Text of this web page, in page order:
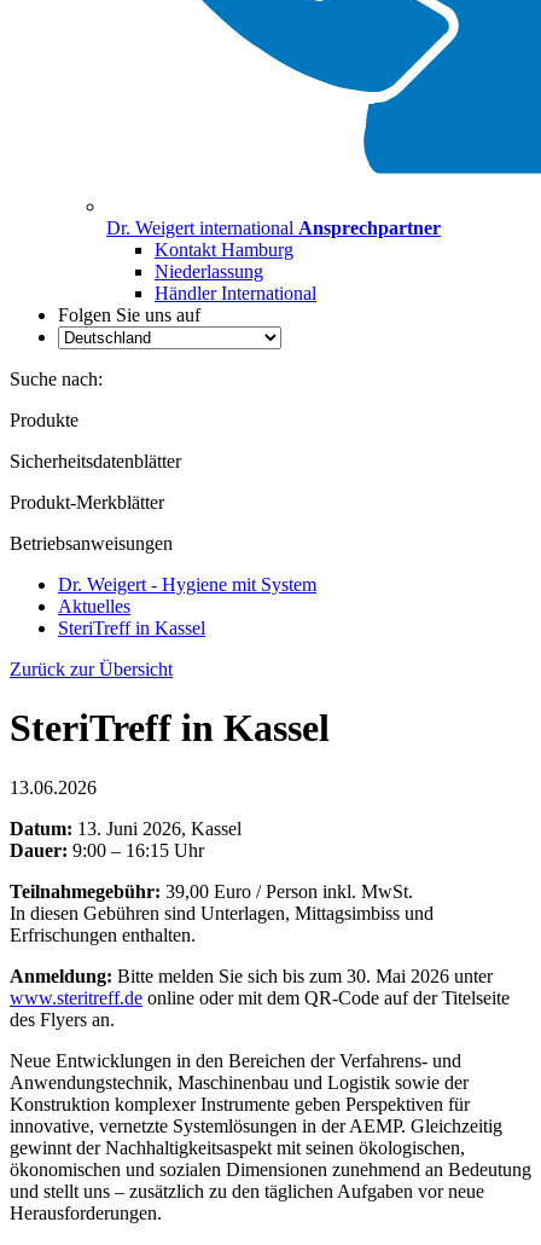
Dr. Weigert international Ansprechpartner
Kontakt Hamburg
Niederlassung
Händler International
Folgen Sie uns auf
Suche nach:
Produkte
Sicherheitsdatenblätter
Produkt-Merkblätter
Betriebsanweisungen
Dr. Weigert - Hygiene mit System
Aktuelles
SteriTreff in Kassel
Zurück zur Übersicht
SteriTreff in Kassel
13.06.2026
Datum: 13. Juni 2026, Kassel
Dauer: 9:00 – 16:15 Uhr
Teilnahmegebühr: 39,00 Euro / Person inkl. MwSt.
In diesen Gebühren sind Unterlagen, Mittagsimbiss und
Erfrischungen enthalten.
Anmeldung: Bitte melden Sie sich bis zum 30. Mai 2026 unter
www.steritreff.de online oder mit dem QR-Code auf der Titelseite
des Flyers an.
Neue Entwicklungen in den Bereichen der Verfahrens- und
Anwendungstechnik, Maschinenbau und Logistik sowie der
Konstruktion komplexer Instrumente geben Perspektiven für
innovative, vernetzte Systemlösungen in der AEMP. Gleichzeitig
gewinnt der Nachhaltigkeitsaspekt mit seinen ökologischen,
ökonomischen und sozialen Dimensionen zunehmend an Bedeutung
und stellt uns – zusätzlich zu den täglichen Aufgaben vor neue
Herausforderungen.